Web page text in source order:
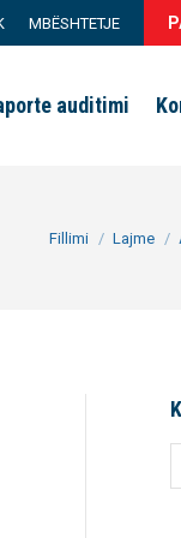
MBËSHTETJE
auditimi
You are here:
Fillimi Lajme